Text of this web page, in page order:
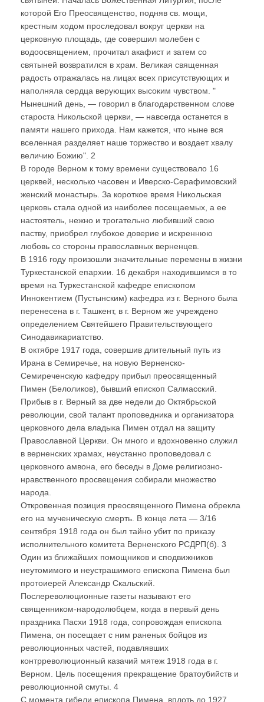
которой Его Преосвященство, подняв св. мощи,
крестным ходом проследовал вокруг церкви на
церковную площадь, где совершил молебен с
водоосвящением, прочитал акафист и затем со
святыней возвратился в храм. Великая священная
радость отражалась на лицах всех присутствующих и
наполняла сердца верующих высоким чувством. "
Нынешний день, — говорил в благодарственном слове
староста Никольской церкви, — навсегда останется в
памяти нашего прихода. Нам кажется, что ныне вся
вселенная разделяет наше торжество и воздает хвалу
величию Божию". 2
В городе Верном к тому времени существовало 16
церквей, несколько часовен и Иверско-Серафимовский
женский монастырь. За короткое время Никольская
церковь стала одной из наиболее посещаемых, а ее
настоятель, нежно и трогательно любивший свою
паству, приобрел глубокое доверие и искреннюю
любовь со стороны православных верненцев.
В 1916 году произошли значительные перемены в жизни
Туркестанской епархии. 16 декабря находившимся в то
время на Туркестанской кафедре епископом
Иннокентием (Пустынским) кафедра из г. Верного была
перенесена в г. Ташкент, в г. Верном же учреждено
определением Святейшего Правительствующего
Синодавикариатство.
В октябре 1917 года, совершив длительный путь из
Ирана в Семиречье, на новую Верненско-
Семиреченскую кафедру прибыл преосвященный
Пимен (Белоликов), бывший епископ Салмаcский.
Прибыв в г. Верный за две недели до Октябрьской
революции, свой талант проповедника и организатора
церковного дела владыка Пимен отдал на защиту
Православной Церкви. Он много и вдохновенно служил
в верненских храмах, неустанно проповедовал с
церковного амвона, его беседы в Доме религиозно-
нравственного просвещения собирали множество
народа.
Откровенная позиция преосвященного Пимена обрекла
его на мученическую смерть. В конце лета — 3/16
сентября 1918 года он был тайно убит по приказу
исполнительного комитета Верненского РСДРП(б). 3
Один из ближайших помощников и сподвижников
неутомимого и неустрашимого епископа Пимена был
протоиерей Александр Скальский.
Послереволюционные газеты называют его
священником-народолюбцем, когда в первый день
праздника Пасхи 1918 года, сопровождая епископа
Пимена, он посещает с ним раненых бойцов из
революционных частей, подавлявших
контрреволюционный казачий мятеж 1918 года в г.
Верном. Цель посещения прекращение братоубийств и
революционной смуты. 4
С момента гибели епископа Пимена, вплоть до 1927